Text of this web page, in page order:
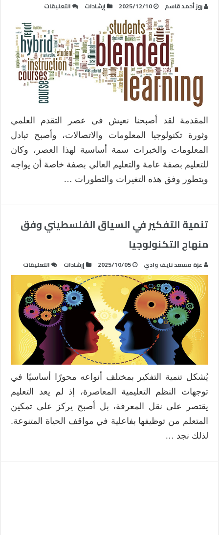
روز أحمد قاسم 2025/12/10 إرشادات التعليقات
المدمج
مغلقة
المقدمة لقد أصبحنا نعيش في عصر التقدم العلمي
وثورة تكنولوجيا المعلومات والاتصالات، وأصبح تبادل
المعلومات والخبرات سمة أساسية لهذا العصر، وكان
للتعليم بصفة عامة والتعليم العالي بصفة خاصة أن يواجه
ويتطور وفق هذه التغيرات والتطورات …
تنمية التفكير في السياق الفلسطيني وفق
منهاج التكنولوجيا
عزة مسعد نايف وادي 2025/10/05 إرشادات التعليقات
تنمية
في
السياق
وفق
منهاج
مغلقة
يُشكل تنمية التفكير بمختلف أنواعه محورًا أساسيًا في
توجهات النظم التعليمية المعاصرة، إذ لم يعد التعليم
يقتصر على نقل المعرفة، بل أصبح يركز على تمكين
المتعلم من توظيفها بفاعلية في مواقف الحياة المتنوعة.
لذلك نجد …